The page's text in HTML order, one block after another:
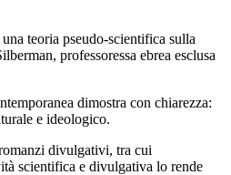
teoria pseudo-scientifica sulla
professoressa ebrea esclusa
dimostra con chiarezza:
e ideologico.
divulgativi, tra cui
scientifica e divulgativa lo rende